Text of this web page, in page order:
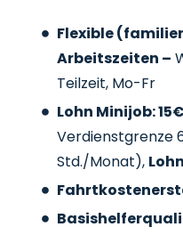
Flexible
Arbeitszeiten –
Teilzeit, Mo-Fr
Lohn Minijob:
Verdienstgrenze
Std./Monat),